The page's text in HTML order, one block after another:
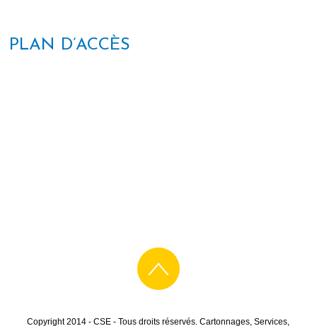
PLAN D’ACCÈS
Copyright 2014 - CSE - Tous droits réservés. Cartonnages, Services,